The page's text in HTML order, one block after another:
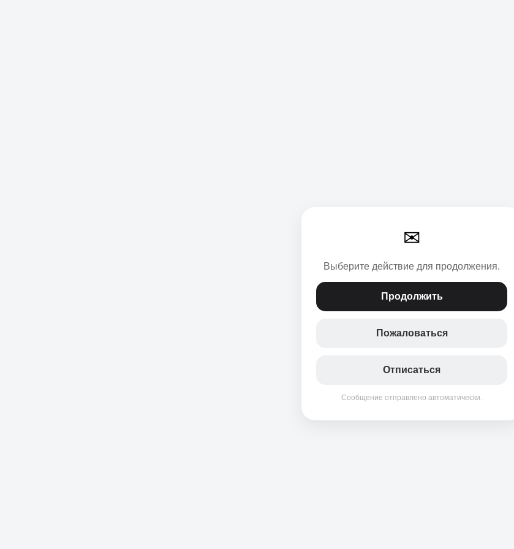
✉
Выберите действие для продолжения.
Продолжить
Пожаловаться
Отписаться
Сообщение отправлено автоматически.